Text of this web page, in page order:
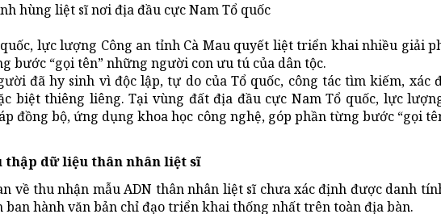
hùng liệt sĩ nơi địa đầu cực Nam Tổ quốc
lực lượng Công an tỉnh Cà Mau quyết liệt triển khai nhiều giải
bước “gọi tên” những người con ưu tú của dân tộc.
đã hy sinh vì độc lập, tự do của Tổ quốc, công tác tìm kiếm, xác
biệt thiêng liêng. Tại vùng đất địa đầu cực Nam Tổ quốc, lực
đồng bộ, ứng dụng khoa học công nghệ, góp phần từng bước “gọi
thập dữ liệu thân nhân liệt sĩ
về thu nhận mẫu ADN thân nhân liệt sĩ chưa xác định được danh
hành văn bản chỉ đạo triển khai thống nhất trên toàn địa bàn.